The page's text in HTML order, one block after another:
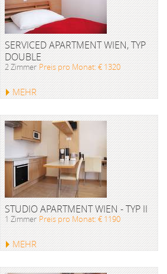
SERVICED APARTMENT WIEN, TYP
DOUBLE
2 Zimmer Preis pro Monat: € 1320
MEHR
STUDIO APARTMENT WIEN - TYP II
1 Zimmer Preis pro Monat: € 1190
MEHR